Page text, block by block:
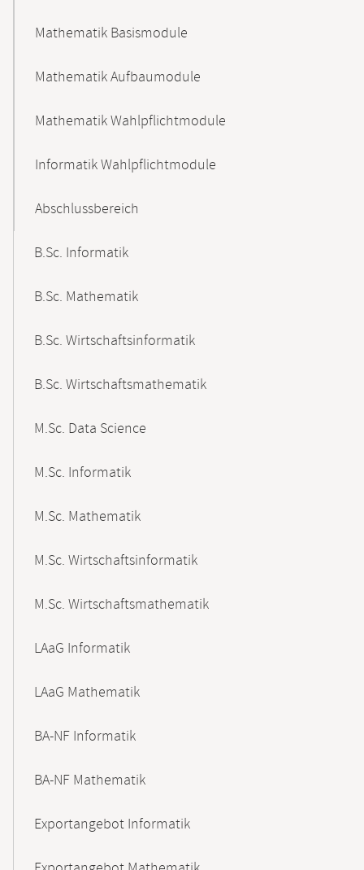
Mathematik Basismodule
Mathematik Aufbaumodule
Mathematik Wahlpflichtmodule
Informatik Wahlpflichtmodule
Abschlussbereich
B.Sc. Informatik
B.Sc. Mathematik
B.Sc. Wirtschaftsinformatik
B.Sc. Wirtschaftsmathematik
M.Sc. Data Science
M.Sc. Informatik
M.Sc. Mathematik
M.Sc. Wirtschaftsinformatik
M.Sc. Wirtschaftsmathematik
LAaG Informatik
LAaG Mathematik
BA-NF Informatik
BA-NF Mathematik
Exportangebot Informatik